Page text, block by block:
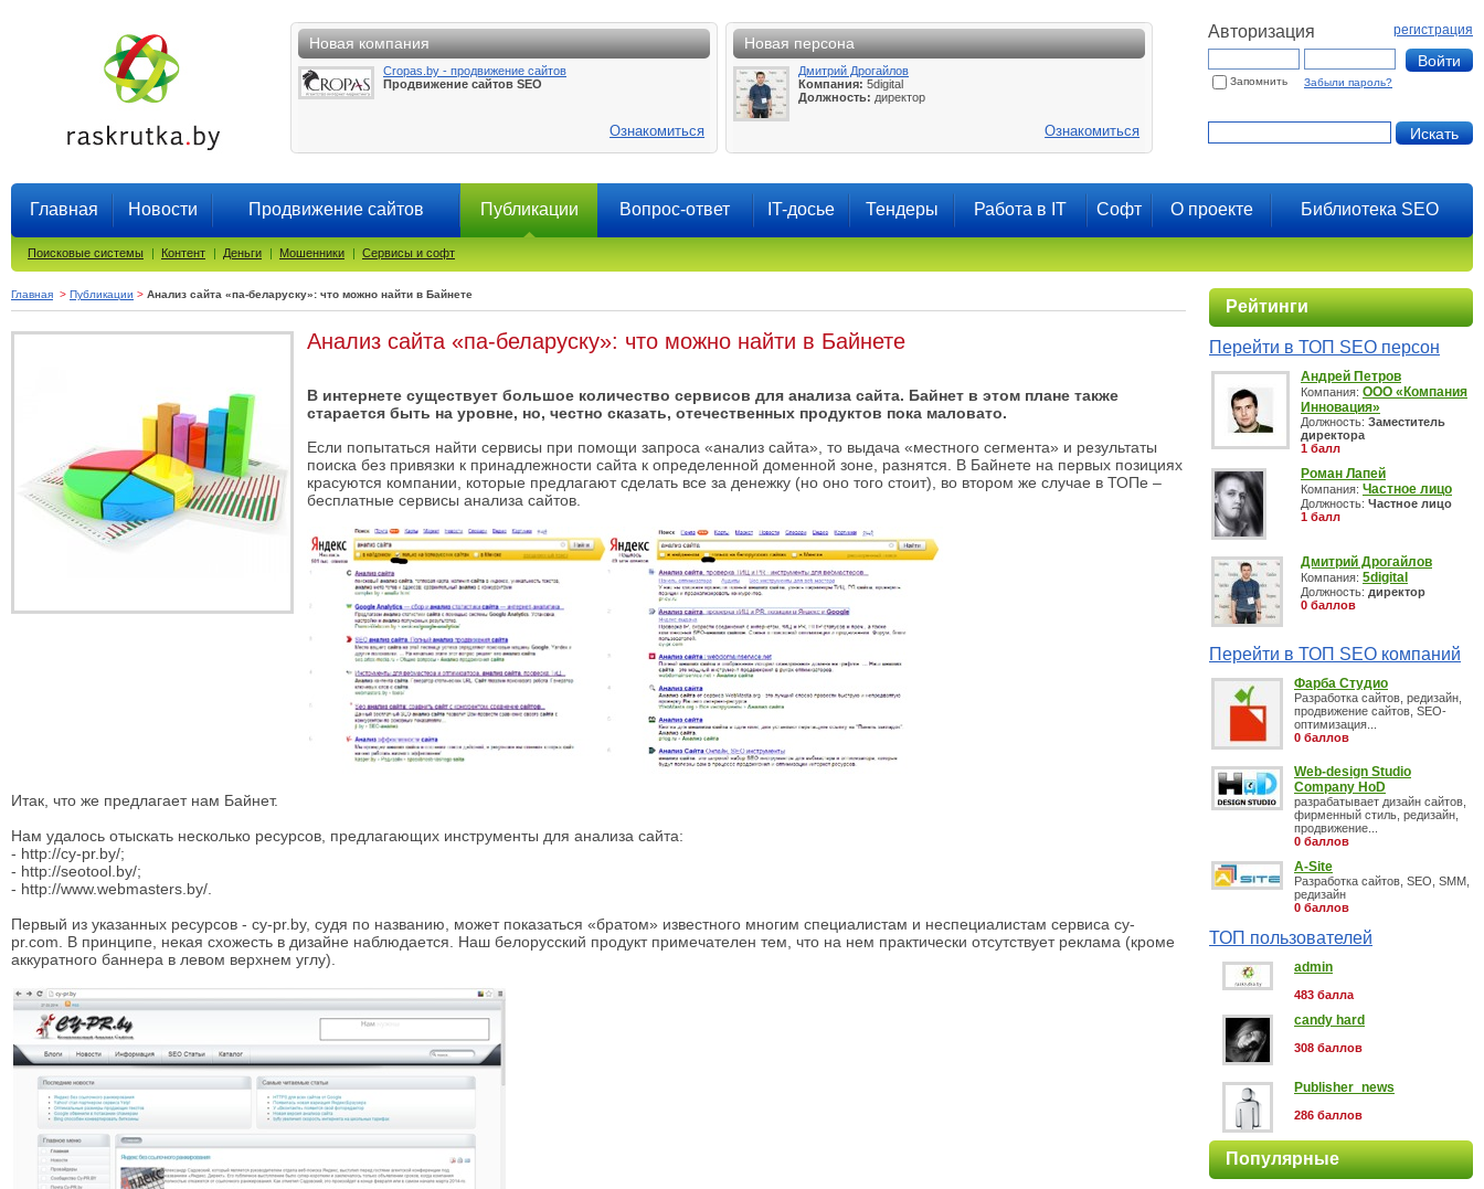
Новая компания
Cropas.by - продвижение сайтов
Продвижение сайтов SEO
Ознакомиться
Новая персона
Дмитрий Дрогайлов
Компания: 5digital
Должность: директор
Ознакомиться
Авторизация регистрация
Запомнить Забыли пароль?
Главная Новости Продвижение сайтов Публикации Вопрос-ответ IT-досье Тендеры Работа в IT Софт О проекте Библиотека SEO
Поисковые системы | Контент | Деньги | Мошенники | Сервисы и софт
Главная > Публикации > Анализ сайта «па-беларуску»: что можно найти в Байнете
Анализ сайта «па-беларуску»: что можно найти в Байнете
В интернете существует большое количество сервисов для анализа сайта. Байнет в этом плане также
старается быть на уровне, но, честно сказать, отечественных продуктов пока маловато.
Если попытаться найти сервисы при помощи запроса «анализ сайта», то выдача «местного сегмента» и результаты
поиска без привязки к принадлежности сайта к определенной доменной зоне, разнятся. В Байнете на первых позициях
красуются компании, которые предлагают сделать все за денежку (но оно того стоит), во втором же случае в ТОПе –
бесплатные сервисы анализа сайтов.
Итак, что же предлагает нам Байнет.
Нам удалось отыскать несколько ресурсов, предлагающих инструменты для анализа сайта:
- http://cy-pr.by/;
- http://seotool.by/;
- http://www.webmasters.by/.
Первый из указанных ресурсов - cy-pr.by, судя по названию, может показаться «братом» известного многим специалистам и неспециалистам сервиса cy-
pr.com. В принципе, некая схожесть в дизайне наблюдается. Наш белорусский продукт примечателен тем, что на нем практически отсутствует реклама (кроме
аккуратного баннера в левом верхнем углу).
Рейтинги
Перейти в ТОП SEO персон
Андрей Петров
Компания: ООО «Компания
Инновация»
Должность: Заместитель
директора
1 балл
Роман Лапей
Компания: Частное лицо
Должность: Частное лицо
1 балл
Дмитрий Дрогайлов
Компания: 5digital
Должность: директор
0 баллов
Перейти в ТОП SEO компаний
Фарба Студио
Разработка сайтов, редизайн,
продвижение сайтов, SEO-
оптимизация...
0 баллов
Web-design Studio
Company HoD
разрабатывает дизайн сайтов,
фирменный стиль, редизайн,
продвижение...
0 баллов
A-Site
Разработка сайтов, SEO, SMM,
редизайн
0 баллов
ТОП пользователей
admin
483 балла
candy hard
308 баллов
Publisher_news
286 баллов
Популярные